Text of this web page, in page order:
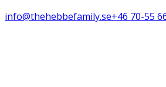
info@thehebbefamily.se+46 70-55